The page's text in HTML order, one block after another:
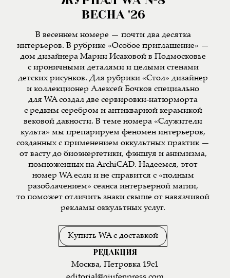
ВЕСНА '26
В весеннем номере — почти два десятка
интерьеров. В рубрике «Особое приглашение» —
дом дизайнера Марии Исаковой в Подмосковье
с ироничными деталями и целыми стенами
детских рисунков. Для рубрики «Стол» дизайнер
и коллекционер Алексей Бочков специально
для WA создал две сервировки-натюрморта
с редким серебром и антикварной керамикой
вековой давности. В теме номера «Служители
культа» мы препарируем феномен интерьеров,
созданных с применением оккультных практик —
от васту до биоэнергетики, фэншуя и анимизма,
помноженных на ArchiCAD. Надеемся, этот
номер WA если и не справится с «полным
разоблачением» сеанса интерьерной магии,
то поможет отличить знаки свыше от навязчивой
рекламы оккультных услуг.
Купить WA с доставкой
РЕДАКЦИЯ
Москва, Петровка 19с1